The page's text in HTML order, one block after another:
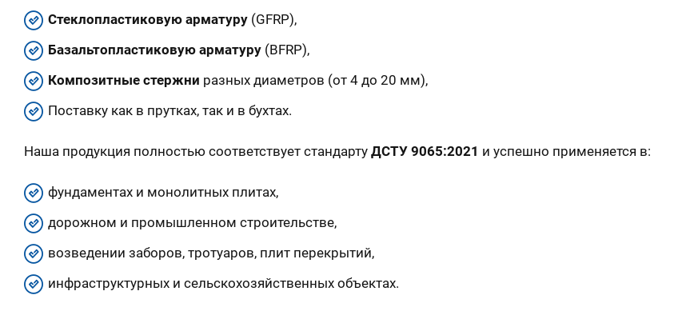
Стеклопластиковую арматуру (GFRP),
Базальтопластиковую арматуру (BFRP),
Композитные стержни разных диаметров (от 4 до 20 мм),
Поставку как в прутках, так и в бухтах.
Наша продукция полностью соответствует стандарту ДСТУ 9065:2021 и успешно применяется в:
фундаментах и монолитных плитах,
дорожном и промышленном строительстве,
возведении заборов, тротуаров, плит перекрытий,
инфраструктурных и сельскохозяйственных объектах.